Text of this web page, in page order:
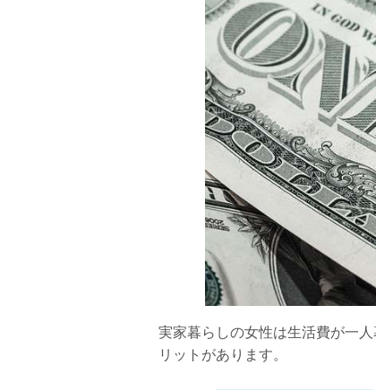
実家暮らしの女性は生活費が一
リットがあります。